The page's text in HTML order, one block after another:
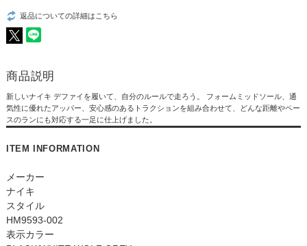
返品についての詳細はこちら
商品説明
新しいナイキ デファイを履いて、自分のルールで走ろう。 フォームミッドソール、通
気性に優れたアッパー、安心感のあるトラクションを組み合わせて、どんな距離やペー
スのランにも対応する一足に仕上げました。
ITEM INFORMATION
メーカー
ナイキ
スタイル
HM9593-002
表示カラー